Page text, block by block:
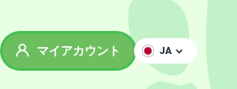
マイアカウント JA